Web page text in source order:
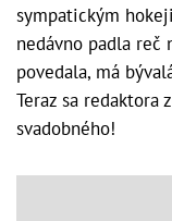
sympatickým
nedávno padla reč
povedala, má
Teraz sa redaktora
svadobného!